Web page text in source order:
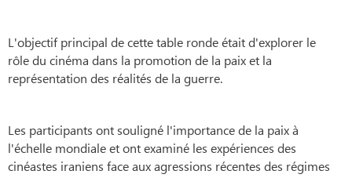
L'objectif principal de cette table ronde était d'explorer le
rôle du cinéma dans la promotion de la paix et la
représentation des réalités de la guerre.
Les participants ont souligné l'importance de la paix à
l'échelle mondiale et ont examiné les expériences des
cinéastes iraniens face aux agressions récentes des régimes